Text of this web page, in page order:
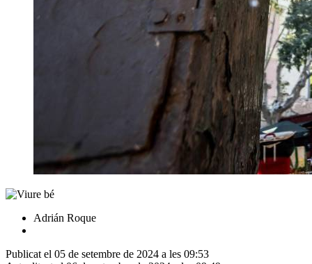
Adrián Roque
Publicat el 05 de setembre de 2024 a les 09:53